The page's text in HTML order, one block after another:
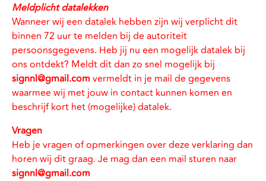
Meldplicht datalekken
Wanneer wij een datalek hebben zijn wij verplicht dit
binnen 72 uur te melden bij de autoriteit
persoonsgegevens. Heb jij nu een mogelijk datalek bij
ons ontdekt? Meldt dit dan zo snel mogelijk bij
signnl@gmail.com vermeldt in je mail de gegevens
waarmee wij met jouw in contact kunnen komen en
beschrijf kort het (mogelijke) datalek.
Vragen
Heb je vragen of opmerkingen over deze verklaring dan
horen wij dit graag. Je mag dan een mail sturen naar
signnl@gmail.com